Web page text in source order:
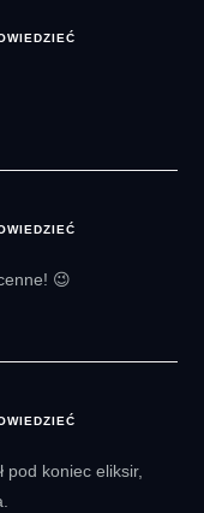
😉
pod koniec eliksir,